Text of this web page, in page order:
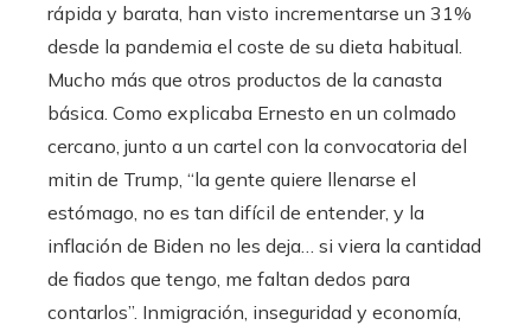
rápida y barata, han visto incrementarse un 31%
desde la pandemia el coste de su dieta habitual.
Mucho más que otros productos de la canasta
básica. Como explicaba Ernesto en un colmado
cercano, junto a un cartel con la convocatoria del
mitin de Trump, “la gente quiere llenarse el
estómago, no es tan difícil de entender, y la
inflación de Biden no les deja… si viera la cantidad
de fiados que tengo, me faltan dedos para
contarlos”. Inmigración, inseguridad y economía,